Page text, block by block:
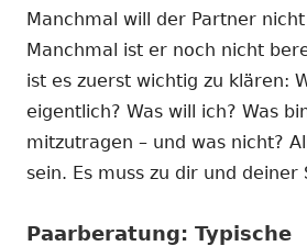
Manchmal will der Partner
Manchmal ist er noch nicht
ist es zuerst wichtig zu klären:
eigentlich? Was will ich? Was
mitzutragen – und was nicht?
sein. Es muss zu dir und deiner
Paarberatung: Typische